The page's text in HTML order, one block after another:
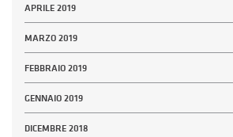
APRILE 2019
MARZO 2019
FEBBRAIO 2019
GENNAIO 2019
DICEMBRE 2018